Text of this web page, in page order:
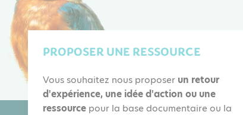
PROPOSER UNE RESSOURCE
Vous souhaitez nous proposer un retour
d'expérience, une idée d'action ou une
ressource pour la base documentaire ou la